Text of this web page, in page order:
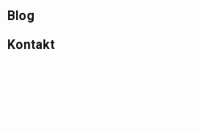
Blog
Kontakt